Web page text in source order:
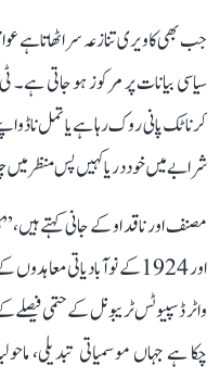
جب بھی کاویری تنازعہ سر اٹھاتا ہے
سیاسی بیانات پر مرکوز ہو جاتی ہے۔
کرناٹک پانی روک رہا ہے یا تمل ناڈو
شرابے میں خود دریا کہیں پس منظر میں
واٹر ڈسپیوٹس ٹریبونل کے حتمی
چکا ہے جہاں موسمیاتی تبدیلی،